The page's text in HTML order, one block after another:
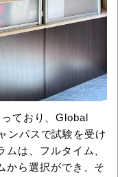
ており、Global
ンパスで試験を受け
は、フルタイム、
から選択ができ、そ